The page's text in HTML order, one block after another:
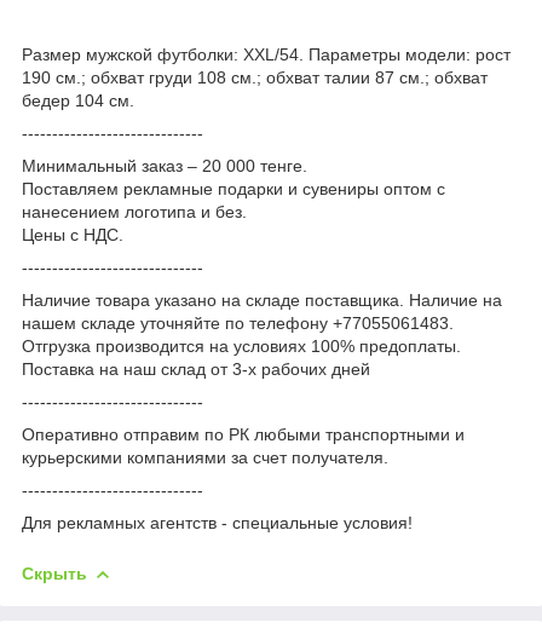
Размер мужской футболки: XXL/54. Параметры модели: рост
190 см.; обхват груди 108 см.; обхват талии 87 см.; обхват
бедер 104 см.
------------------------------
Минимальный заказ – 20 000 тенге.
Поставляем рекламные подарки и сувениры оптом с
нанесением логотипа и без.
Цены с НДС.
------------------------------
Наличие товара указано на складе поставщика. Наличие на
нашем складе уточняйте по телефону +77055061483.
Отгрузка производится на условиях 100% предоплаты.
Поставка на наш склад от 3-x рабочих дней
------------------------------
Оперативно отправим по РК любыми транспортными и
курьерскими компаниями за счет получателя.
------------------------------
Для рекламных агентств - специальные условия!
Скрыть